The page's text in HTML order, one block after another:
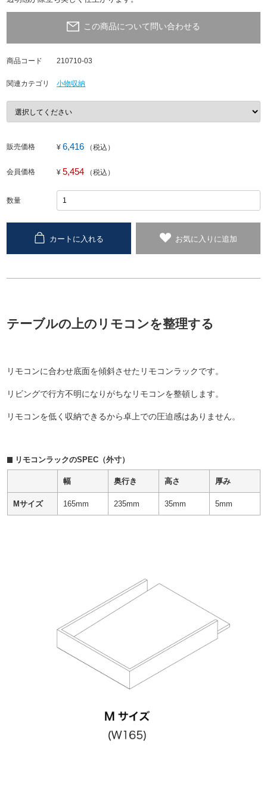
この商品について問い合わせる
商品コード 210710-03
関連カテゴリ 小物収納
販売価格 ¥ 6,416 （税込）
会員価格 ¥ 5,454 （税込）
数量
カートに入れる お気に入りに追加
テーブルの上のリモコンを整理する
リモコンに合わせ底面を傾斜させたリモコンラックです。
リビングで行方不明になりがちなリモコンを整頓します。
リモコンを低く収納できるから卓上での圧迫感はありません。
リモコンラックのSPEC（外寸）
幅 奥行き 高さ 厚み
Mサイズ 165mm 235mm 35mm 5mm